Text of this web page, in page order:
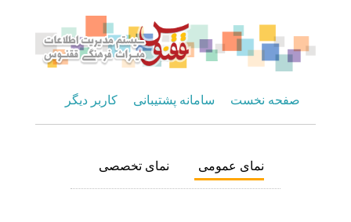
صفحه نخست سامانه پشتیبانی کاربر دیگر
نمای عمومی نمای تخصصی